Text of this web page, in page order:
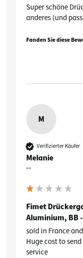
Super schöne
anderes (und
Fanden Sie diese
M
Verifizierter Käufer
Melanie
""
Fimet
Aluminium, BB
sold in France
Huge cost to
service